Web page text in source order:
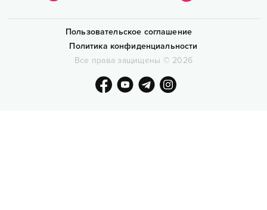
Пользовательское соглашение
Политика конфиденциальности
Все права защищены © 2026